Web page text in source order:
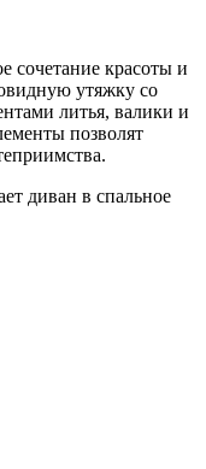
сочетание красоты и
утяжку со
литья, валики и
позволят
диван в спальное